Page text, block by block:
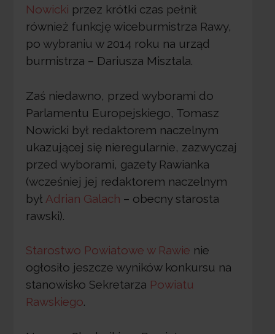
Nowicki przez krótki czas pełnił
również funkcję wiceburmistrza Rawy,
po wybraniu w 2014 roku na urząd
burmistrza – Dariusza Misztala.
Zaś niedawno, przed wyborami do
Parlamentu Europejskiego, Tomasz
Nowicki był redaktorem naczelnym
ukazującej się nieregularnie, zazwyczaj
przed wyborami, gazety Rawianka
(wcześniej jej redaktorem naczelnym
był Adrian Galach – obecny starosta
rawski).
Starostwo Powiatowe w Rawie nie
ogłosiło jeszcze wyników konkursu na
stanowisko Sekretarza Powiatu
Rawskiego.